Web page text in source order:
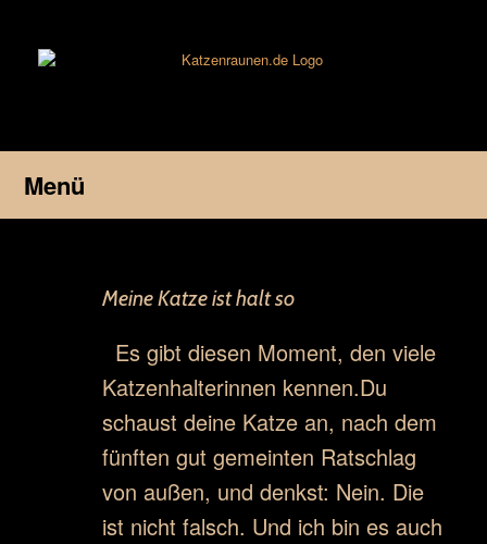
springen
Menü
Meine Katze ist halt so
Es gibt diesen Moment, den viele
Katzenhalterinnen kennen.Du
schaust deine Katze an, nach dem
fünften gut gemeinten Ratschlag
von außen, und denkst: Nein. Die
ist nicht falsch. Und ich bin es auch